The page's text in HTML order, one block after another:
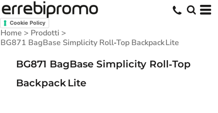
Cookie Policy
Home > Prodotti >
BG871 BagBase Simplicity Roll‑Top Backpack Lite
BG871 BagBase Simplicity Roll‑Top
Backpack Lite